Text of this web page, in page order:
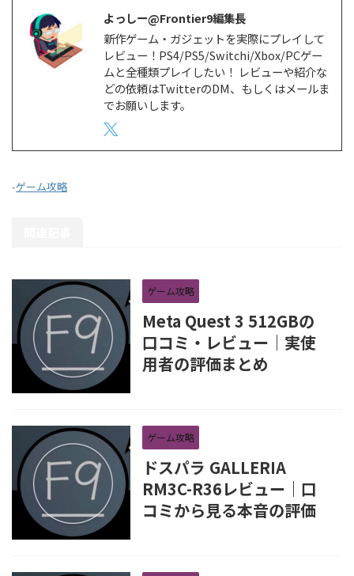
よっしー@Frontier9編集長
新作ゲーム・ガジェットを実際にプレイして
レビュー！PS4/PS5/Switchi/Xbox/PCゲー
ムと全種類プレイしたい！ レビューや紹介な
どの依頼はTwitterのDM、もしくはメールま
でお願いします。
-ゲーム攻略
ゲーム攻略
Meta Quest 3 512GBの
口コミ・レビュー｜実使
用者の評価まとめ
ゲーム攻略
ドスパラ GALLERIA
RM3C-R36レビュー｜口
コミから見る本音の評価